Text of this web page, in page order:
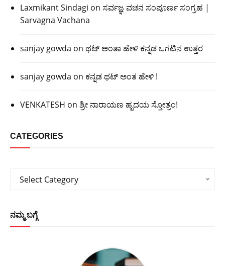
Laxmikant Sindagi on ಸರ್ವಜ್ಞ ವಚನ ಸಂಪೂರ್ಣ ಸಂಗ್ರಹ |
Sarvagna Vachana
sanjay gowda on ಥಟ್ ಅಂತಾ ಹೇಳಿ ಕನ್ನಡ ಒಗಟಿನ ಉತ್ತರ
sanjay gowda on ಕನ್ನಡ ಥಟ್ ಅಂತ ಹೇಳಿ !
VENKATESH on ಶ್ರೀ ನಾರಾಯಣ ಹೃದಯ ಸ್ತೋತ್ರಂ!
CATEGORIES
Categories
Select Category
ನಮ್ಮ ಬಗ್ಗೆ